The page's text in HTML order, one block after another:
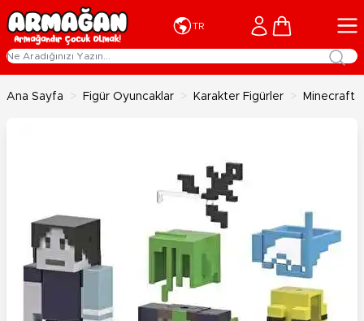
İçeriğe geç
TR Cart
Ana Sayfa > Figür Oyuncaklar > Karakter Figürler > Minecraft